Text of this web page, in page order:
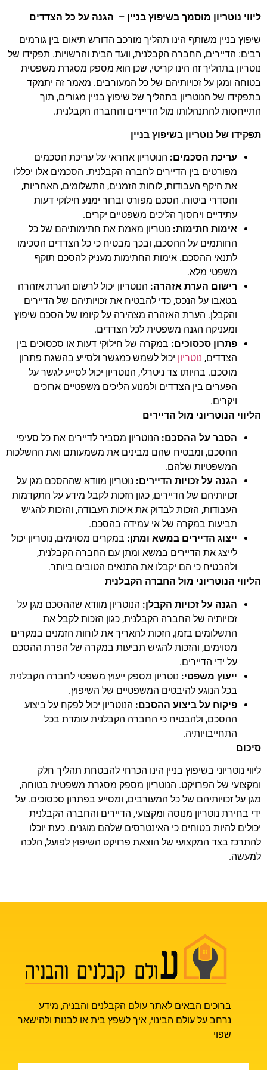
ליווי נוטריון מוסמך בשיפוץ בניין – הגנה על כל הצדדים
שיפוץ בניין משותף הינו תהליך מורכב הדורש תיאום בין גורמים
רבים: הדיירים, החברה הקבלנית, וועד הבית והרשויות. תפקידו של
נוטריון בתהליך זה הינו קריטי, שכן הוא מספק מסגרת משפטית
בטוחה ומגן על זכויותיהם של כל המעורבים. מאמר זה יתמקד
בתפקידו של הנוטריון בתהליך של שיפוץ בניין מגורים, תוך
התייחסות להתנהלותו מול הדיירים והחברה הקבלנית.
תפקידו של נוטריון בשיפוץ בניין
עריכת הסכמים: הנוטריון אחראי על עריכת הסכמים
מפורטים בין הדיירים לחברה הקבלנית. הסכמים אלו יכללו
את היקף העבודות, לוחות הזמנים, התשלומים, האחריות,
והסדרי ביטוח. הסכם מפורט וברור ימנע חילוקי דעות
עתידיים ויחסוך הליכים משפטיים יקרים.
אימות חתימות: נוטריון מאמת את חתימותיהם של כל
החותמים על ההסכם, ובכך מבטיח כי כל הצדדים הסכימו
לתנאי ההסכם. אימות החתימות מעניק להסכם תוקף
משפטי מלא.
רישום הערת אזהרה: הנוטריון יכול לרשום הערת אזהרה
בטאבו על הנכס, כדי להבטיח את זכויותיהם של הדיירים
והקבלן. הערת האזהרה מצהירה על קיומו של הסכם שיפוץ
ומעניקה הגנה משפטית לכל הצדדים.
פתרון סכסוכים: במקרה של חילוקי דעות או סכסוכים בין
הצדדים, נוטריון יכול לשמש כמגשר ולסייע בהשגת פתרון
מוסכם. בהיותו צד ניטרלי, הנוטריון יכול לסייע לגשר על
הפערים בין הצדדים ולמנוע הליכים משפטיים ארוכים
ויקרים.
הליווי הנוטריוני מול הדיירים
הסבר על ההסכם: הנוטריון מסביר לדיירים את כל סעיפי
ההסכם, ומבטיח שהם מבינים את משמעותם ואת ההשלכות
המשפטיות שלהם.
הגנה על זכויות הדיירים: נוטריון מוודא שההסכם מגן על
זכויותיהם של הדיירים, כגון הזכות לקבל מידע על התקדמות
העבודות, הזכות לבדוק את איכות העבודה, והזכות להגיש
תביעות במקרה של אי עמידה בהסכם.
ייצוג הדיירים במשא ומתן: במקרים מסוימים, נוטריון יכול
לייצג את הדיירים במשא ומתן עם החברה הקבלנית,
ולהבטיח כי הם יקבלו את התנאים הטובים ביותר.
הליווי הנוטריוני מול החברה הקבלנית
הגנה על זכויות הקבלן: הנוטריון מוודא שההסכם מגן על
זכויותיה של החברה הקבלנית, כגון הזכות לקבל את
התשלומים בזמן, הזכות להאריך את לוחות הזמנים במקרים
מסוימים, והזכות להגיש תביעות במקרה של הפרת ההסכם
על ידי הדיירים.
ייעוץ משפטי: נוטריון מספק ייעוץ משפטי לחברה הקבלנית
בכל הנוגע להיבטים המשפטיים של השיפוץ.
פיקוח על ביצוע ההסכם: הנוטריון יכול לפקח על ביצוע
ההסכם, ולהבטיח כי החברה הקבלנית עומדת בכל
התחייבויותיה.
סיכום
ליווי נוטריוני בשיפוץ בניין הינו הכרחי להבטחת תהליך חלק
ומקצועי של הפרויקט. הנוטריון מספק מסגרת משפטית בטוחה,
מגן על זכויותיהם של כל המעורבים, ומסייע בפתרון סכסוכים. על
ידי בחירת נוטריון מנוסה ומקצועי, הדיירים והחברה הקבלנית
יכולים להיות בטוחים כי האינטרסים שלהם מוגנים. כעת יוכלו
להתרכז בצד המקצועי של הוצאת פרויקט השיפוץ לפועל, הלכה
למעשה.
ברוכים הבאים לאתר עולם הקבלנים והבניה, מידע
נרחב על עולם הבינוי, איך לשפץ בית או לבנות ולהישאר
שפוי